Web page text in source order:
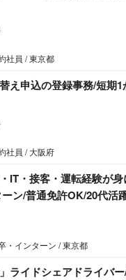
社員 / 東京都
え申込の登録事務/短期
社員 / 大阪府
IT・接客・運転経験が
ン/普通免許OK/20代活
・インターン / 東京都
」ライドシェアドライバ